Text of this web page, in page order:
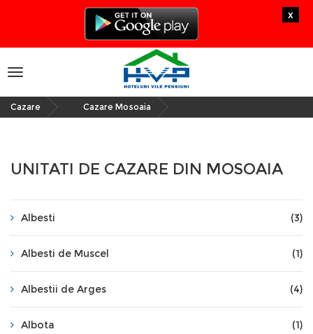
x
Toggle
navigation
Cazare Cazare Mosoaia
UNITATI DE CAZARE DIN MOSOAIA
Albesti (3)
Albesti de Muscel (1)
Albestii de Arges (4)
Albota (1)